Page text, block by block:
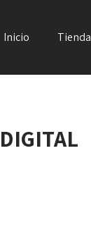
Inicio Tienda